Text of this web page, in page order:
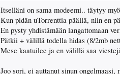
Itselläni on sama modeemi.. täytyy
Kun pidän uTorrenttia päällä, niin en
En pysty yhdistämään langattomaan
Pätkii + välillä todella hidas (8/2mb
Mese kaatuilee ja en välillä saa
Joo sori, ei auttanut sinun